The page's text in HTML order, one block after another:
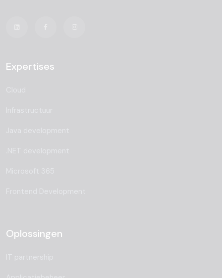
Expertises
Oplossingen